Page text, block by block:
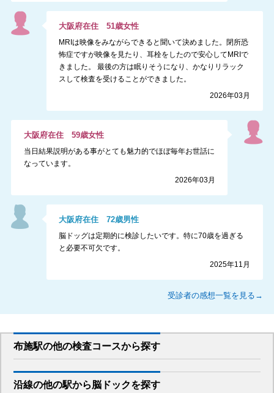
大阪府在住51歳女性
MRIは映像をみながらできると聞いて決めました。閉所恐
怖症ですが映像を見たり、耳栓をしたので安心してMRIで
きました。 最後の方は眠りそうになり、かなりリラック
スして検査を受けることができました。
2026年03月
大阪府在住 59歳女性
当日結果説明がある事がとても魅力的でほぼ毎年お世話に
なっています。
2026年03月
大阪府在住72歳男性
脳ドッグは定期的に検診したいです。特に70歳を過ぎる
と必要不可欠です。
2025年11月
受診者の感想一覧を見る→
布施駅の他の検査コースから探す
沿線の他の駅から脳ドックを探す